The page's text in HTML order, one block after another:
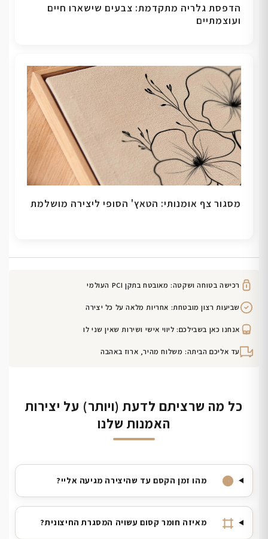
הדפסת גלריה מתקדמת: צבעים שישארו חיים
ועוצמתיים
מסגור צף אומנותי: הטאץ' הסופי ליצירה מושלמת
רכישה בטוחה ושקטה: מאובטח בתקן PCI העולמי
שביעות רצון מובטחת: אחריות מלאה על כל יצירה
אנחנו כאן בשבילכם: ליווי אישי ושירות שאין שני לו
עד אליכם הביתה: משלוח מהיר, ארוז באהבה
כל מה שרציתם לדעת (ויותר) על יצירות
האמנות שלנו
מהו זמן הקסם עד שהיצירה מגיעה אליי?
מאיזה חומר קסום עשויה המסגרת החיצונית?